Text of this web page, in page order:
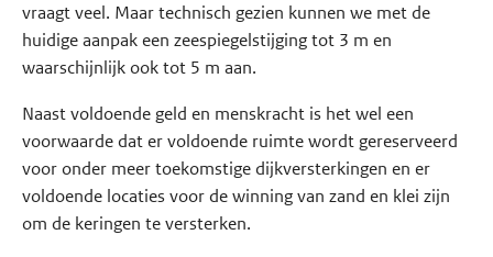
vraagt veel. Maar technisch gezien kunnen we met de
huidige aanpak een zeespiegelstijging tot 3 m en
waarschijnlijk ook tot 5 m aan.
Naast voldoende geld en menskracht is het wel een
voorwaarde dat er voldoende ruimte wordt gereserveerd
voor onder meer toekomstige dijkversterkingen en er
voldoende locaties voor de winning van zand en klei zijn
om de keringen te versterken.